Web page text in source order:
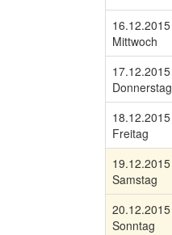
16.12.2015
Mittwoch
17.12.2015
Donnerstag
18.12.2015
Freitag
19.12.2015
Samstag
20.12.2015
Sonntag